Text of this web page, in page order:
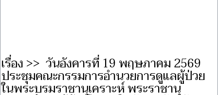
เรื่อง >> วันอังคารที่ 19 พฤษภาคม 2569
ประชุมคณะกรรมการอำนวยการดูแลผู้ป่วย
ในพระบรมราชานุเคราะห์ พระราชานุ